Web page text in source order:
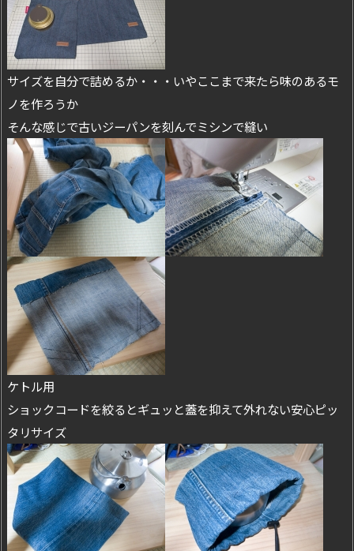
サイズを自分で詰めるか・・・いやここまで来たら味のあるモ
ノを作ろうか
そんな感じで古いジーパンを刻んでミシンで縫い
ケトル用
ショックコードを絞るとギュッと蓋を抑えて外れない安心ピッ
タリサイズ